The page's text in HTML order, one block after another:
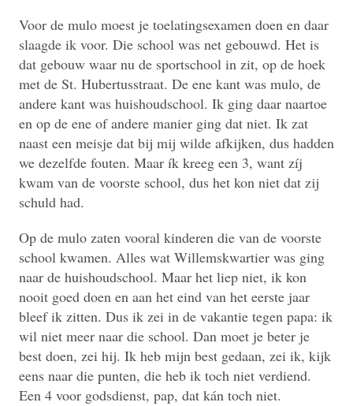
Voor de mulo moest je toelatingsexamen doen en daar
slaagde ik voor. Die school was net gebouwd. Het is
dat gebouw waar nu de sportschool in zit, op de hoek
met de St. Hubertusstraat. De ene kant was mulo, de
andere kant was huishoudschool. Ik ging daar naartoe
en op de ene of andere manier ging dat niet. Ik zat
naast een meisje dat bij mij wilde afkijken, dus hadden
we dezelfde fouten. Maar ík kreeg een 3, want zíj
kwam van de voorste school, dus het kon niet dat zij
schuld had.
Op de mulo zaten vooral kinderen die van de voorste
school kwamen. Alles wat Willemskwartier was ging
naar de huishoudschool. Maar het liep niet, ik kon
nooit goed doen en aan het eind van het eerste jaar
bleef ik zitten. Dus ik zei in de vakantie tegen papa: ik
wil niet meer naar die school. Dan moet je beter je
best doen, zei hij. Ik heb mijn best gedaan, zei ik, kijk
eens naar die punten, die heb ik toch niet verdiend.
Een 4 voor godsdienst, pap, dat kán toch niet.